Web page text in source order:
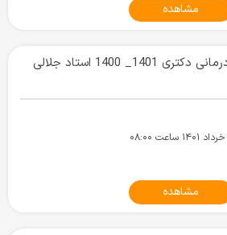
مشاهده
1400 استاد جلالی
مشاهده